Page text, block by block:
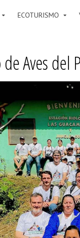
ECOTURISMO
Aves